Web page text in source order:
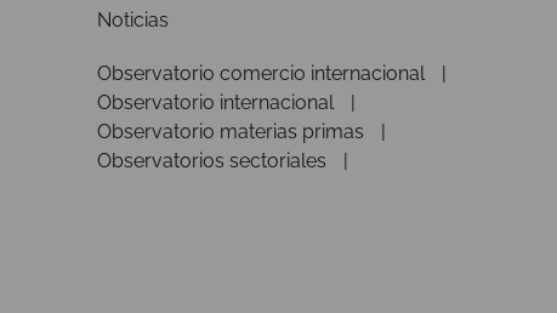
Noticias
Observatorio comercio internacional
Observatorio internacional
Observatorio materias primas
Observatorios sectoriales